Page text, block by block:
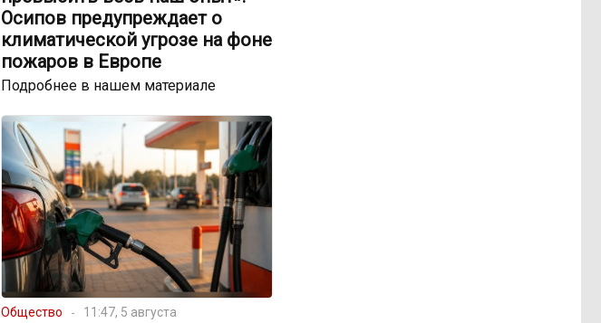
Осипов предупреждает о
климатической угрозе на фоне
пожаров в Европе
Подробнее в нашем материале
Общество 11:47, 5 августа